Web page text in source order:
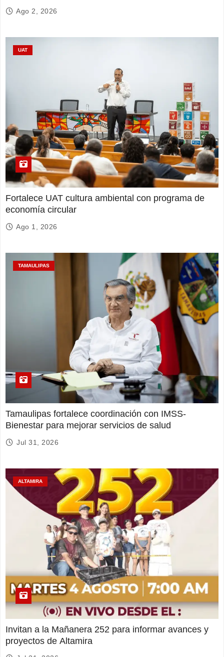
Ago 2, 2026
UAT
Fortalece UAT cultura ambiental con programa de
economía circular
Ago 1, 2026
TAMAULIPAS
Tamaulipas fortalece coordinación con IMSS-
Bienestar para mejorar servicios de salud
Jul 31, 2026
ALTAMIRA
Invitan a la Mañanera 252 para informar avances y
proyectos de Altamira